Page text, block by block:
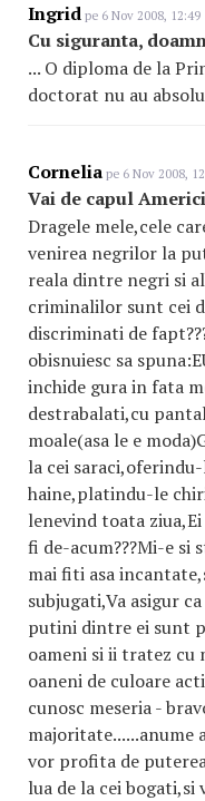
Ingrid pe 6 Nov 2008, 12:49
Cu siguranta,
... O diploma de la
doctorat nu au
Cornelia pe 6 Nov 2008,
Vai de capul
Dragele mele,cele
venirea negrilor la
reala dintre negri si
criminalilor sunt cei
discriminati de
obisnuiesc sa
inchide gura in fata
destrabalati,cu
moale(asa le e
la cei
haine,platindu-le
lenevind toata ziua,Ei
fi de-acum???Mi-e si
mai fiti asa
subjugati,Va asigur
putini dintre ei sunt
oameni si ii tratez
oaneni de culoare
cunosc meseria -
majoritate......anume
vor profita de
lua de la cei bogati,si